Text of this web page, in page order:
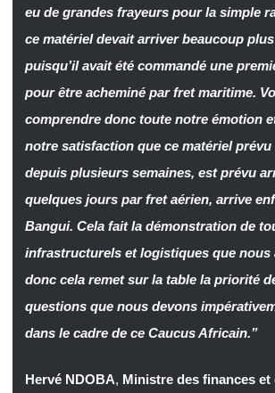
eu de grandes frayeurs pour la simple
ce matériel devait arriver beaucoup
puisqu’il avait été commandé une
pour être acheminé par fret maritime.
comprendre donc toute notre émotion
notre satisfaction que ce matériel prévu
depuis plusieurs semaines, est prévu
quelques jours par fret aérien, arrive
Bangui. Cela fait la démonstration de
infrastructurels et logistiques que nous
donc cela remet sur la table la priorité
questions que nous devons
dans le cadre de ce Caucus Africain.”
Hervé NDOBA, Ministre des finances et